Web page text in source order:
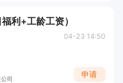
利+工龄工资）
04-23 14:50
司
申请